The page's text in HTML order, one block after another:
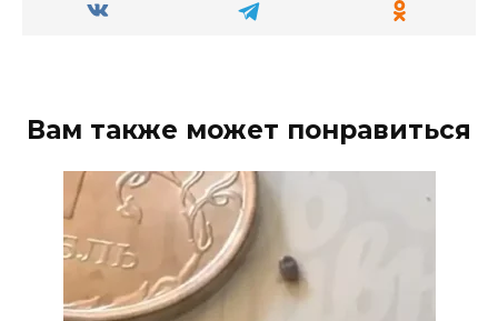
Вам также может понравиться